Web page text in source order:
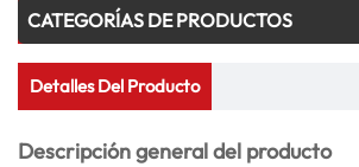
CATEGORÍAS DE PRODUCTOS
Detalles Del Producto
Descripción general del producto